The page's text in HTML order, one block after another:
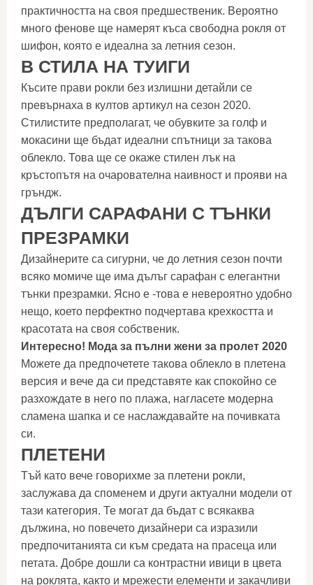
практичността на своя предшественик. Вероятно
много фенове ще намерят къса свободна рокля от
шифон, която е идеална за летния сезон.
В СТИЛА НА ТУИГИ
Късите прави рокли без излишни детайли се
превърнаха в култов артикул на сезон 2020.
Стилистите предполагат, че обувките за голф и
мокасини ще бъдат идеални спътници за такова
облекло. Това ще се окаже стилен лък на
кръстопътя на очарователна наивност и прояви на
гръндж.
ДЪЛГИ САРАФАНИ С ТЪНКИ
ПРЕЗРАМКИ
Дизайнерите са сигурни, че до летния сезон почти
всяко момиче ще има дълъг сарафан с елегантни
тънки презрамки. Ясно е -това е невероятно удобно
нещо, което перфектно подчертава крехкостта и
красотата на своя собственик.
Интересно! Мода за пълни жени за пролет 2020
Можете да предпочетете такова облекло в плетена
версия и вече да си представяте как спокойно се
разхождате в него по плажа, нагласете модерна
сламена шапка и се наслаждавайте на почивката
си.
ПЛЕТЕНИ
Тъй като вече говорихме за плетени рокли,
заслужава да споменем и други актуални модели от
тази категория. Те могат да бъдат с всякаква
дължина, но повечето дизайнери са изразили
предпочитанията си към средата на прасеца или
петата. Добре дошли са контрастни ивици в цвета
на роклята, както и мрежести елементи и закачливи